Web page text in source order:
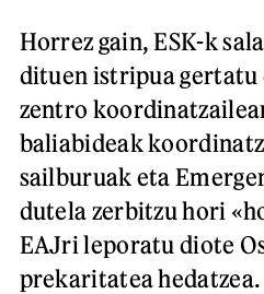
Horrez gain, ESK-k
dituen istripua gertatu
zentro
baliabideak
sailburuak eta
dutela zerbitzu hori
EAJri leporatu diote
prekaritatea hedatzea.